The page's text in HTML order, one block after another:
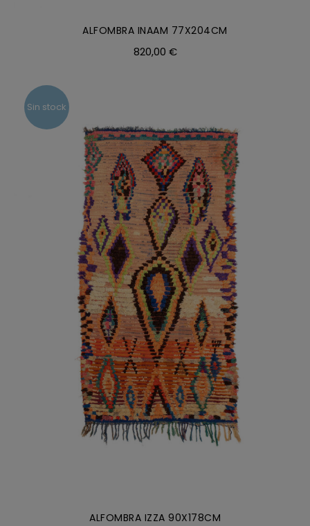
ALFOMBRA INAAM 77X204CM
820,00 €
Sin stock
DETALLES
ALFOMBRA IZZA 90X178CM